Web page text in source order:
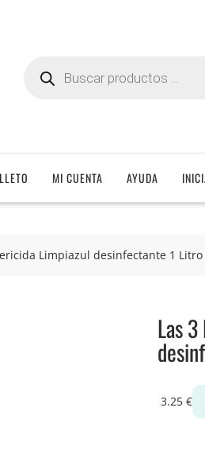
productos
MI CUENTA AYUDA
Limpiazul desinfectante 1 Litro
Las
3.25 €